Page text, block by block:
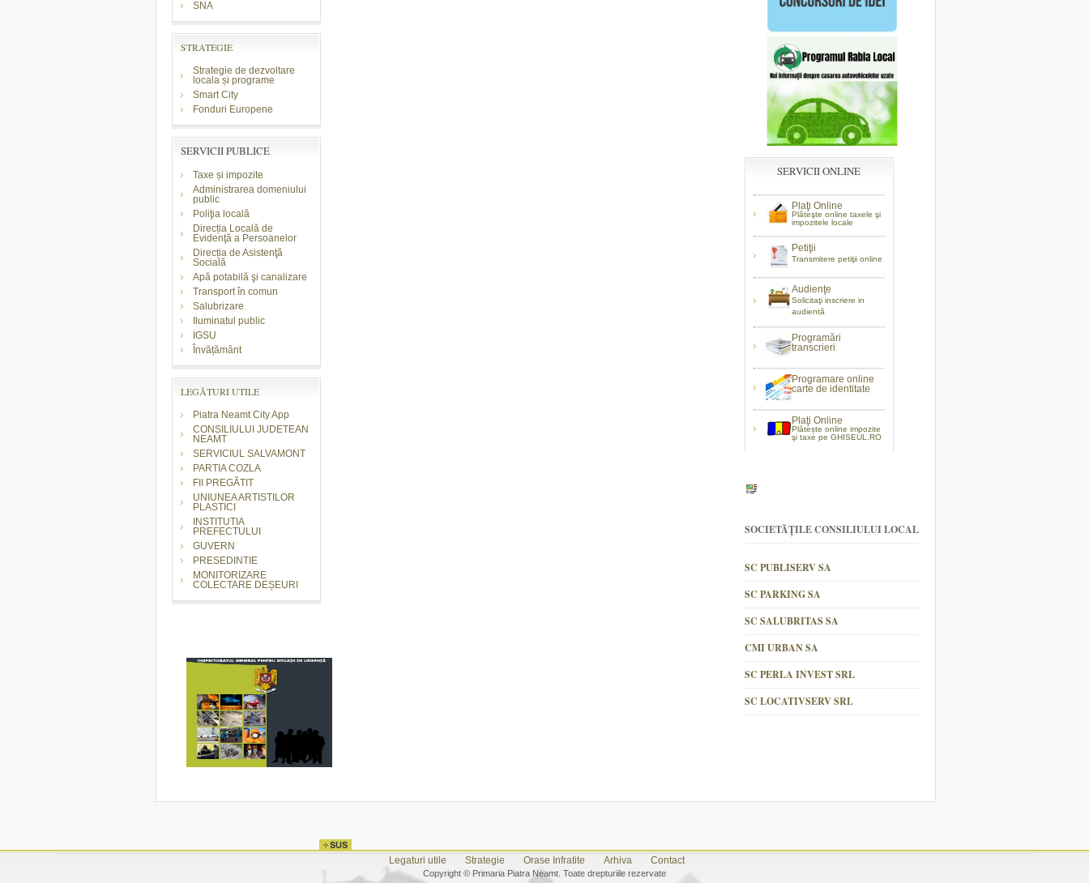
SNA
STRATEGIE
Strategie de dezvoltare
locala și programe
Smart City
Fonduri Europene
SERVICII PUBLICE
Taxe și impozite
Administrarea domeniului
public
Poliţia locală
Direcția Locală de
Evidenţă a Persoanelor
Direcția de Asistenţă
Socială
Apă potabilă şi canalizare
Transport în comun
Salubrizare
Iluminatul public
IGSU
Învățământ
LEGĂTURI UTILE
Piatra Neamt City App
CONSILIULUI JUDETEAN
NEAMT
SERVICIUL SALVAMONT
PARTIA COZLA
FII PREGĂTIT
UNIUNEA ARTISTILOR
PLASTICI
INSTITUTIA
PREFECTULUI
GUVERN
PRESEDINTIE
MONITORIZARE
COLECTARE DEȘEURI
SERVICII ONLINE
Plaţi Online
Plăteşte online taxele şi
impozitele locale
Petiţii
Transmitere petiţii online
Audienţe
Solicitaţi inscriere in
audientă
Programări
transcrieri
Programare online
carte de identitate
Plaţi Online
Plătește online impozite
şi taxe pe GHISEUL.RO
SOCIETĂȚILE CONSILIULUI LOCAL
SC PUBLISERV SA
SC PARKING SA
SC SALUBRITAS SA
CMI URBAN SA
SC PERLA INVEST SRL
SC LOCATIVSERV SRL
Legaturi utile Strategie Orase Infratite Arhiva Contact
Copyright © Primaria Piatra Neamt. Toate drepturiile rezervate